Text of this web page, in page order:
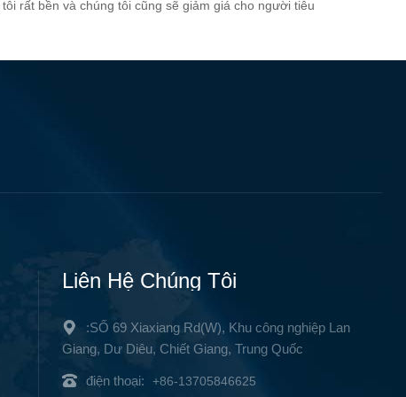
Bộ
rất bền và chúng tôi cũng sẽ giảm giá cho người tiêu
Liên Hệ Chúng Tôi
:SỐ 69 Xiaxiang Rd(W), Khu công nghiệp Lan
Giang, Dư Diêu, Chiết Giang, Trung Quốc
điện thoại: +86-13705846625